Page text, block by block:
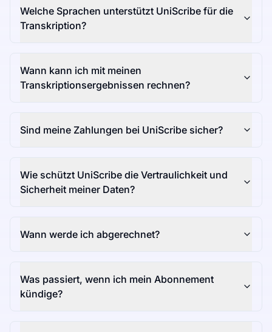
Welche Sprachen unterstützt UniScribe für die
Transkription?
Wann kann ich mit meinen
Transkriptionsergebnissen rechnen?
Sind meine Zahlungen bei UniScribe sicher?
Wie schützt UniScribe die Vertraulichkeit und
Sicherheit meiner Daten?
Wann werde ich abgerechnet?
Was passiert, wenn ich mein Abonnement
kündige?